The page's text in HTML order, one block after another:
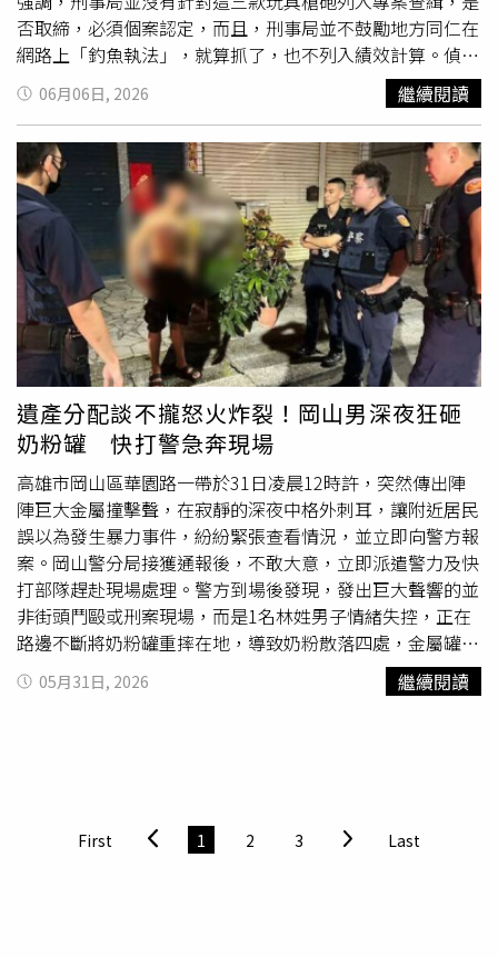
律，該局若未妥為監督，無疑縱容「以應酬為名，行騷擾之
實」之職場文化。行政機關各級主管本應擔負確實監督屬員
之責，該局允應針對因酒犯紀與不當飲宴之涉案人員及主
管，從嚴處理並落實再教育，方能確實整飭風紀。
否取締，必須個案認定，而且，刑事局並不鼓勵地方同仁在
網路上「釣魚執法」，就算抓了，也不列入績效計算。偵查
科科長王嘉華表示，刑事局並不鼓勵網路釣魚執法，取締玩
具槍不列入績效。（圖／王嘉華提供）刑事局偵查科科長王
定。」他進一步指出，按照《槍砲彈藥刀械管制條例》規
定，所謂「模擬槍」係指外型、構造、材質與真槍類似，且
具有火藥式擊發裝置，足以改造成具有殺傷力者，如果不具
備擊發裝置，且不具殺傷力的低動能遊戲用槍，不在查禁範
疇。依據《槍砲罪》第四條第三項規定，槍砲彈藥殺傷力的
認定基準，必須彈丸擊發後單位面積動能達每平方公分20焦
耳以上，這個標準非常明確，警政署自2024年修改槍砲罪
公告後，就沒有更改過，更從未「放寬槍砲罪取締標準」，
好讓基層多查獲些非法槍械。大陸玩具「穿雲箭」比較麻
煩，曾有人改裝後發射鋼珠，破壞汽車。（圖／報系資料
照）此外，王嘉華指出，「穿雲箭」比較特殊，因為這款玩
具如果裝填火藥，以鋼珠發射，會有殺傷力，過去已經發生
過有民眾持穿雲箭發射鋼珠，毀損汽車的案例，若朝人體射
擊，一定會受傷的。但儘管如此，持有這三款玩具，是否會
觸法，也必須個案認定。王嘉華強調，你買來改裝，讓這
「玩具」有了殺傷力，且超過20焦耳的法律規定，當然就是
觸法，警察肯定是要抓的。那麼，模擬槍還能買嗎？買了會
不會莫名其妙犯法？王嘉華強調，世界各國對模擬槍的管制
法令都不一樣，在大陸合法的，在台灣不一定通得過鑑驗，
到底哪一種模擬槍經改造後，會成為具有殺傷力的武器，不
能一概而論，需依鑑識單位實際鑑驗結果而定，若經鑑定，
很簡單，買賣玩具槍的人，欠缺主觀犯意，移送地檢署，也
一半以上不起訴，甚至因為偵辦微型槍砲等三款玩具引發爭
06月06日, 2026 繼續閱讀
遺產分配談不攏怒火炸裂！岡山男深夜狂砸
奶粉罐 快打警急奔現場
高雄市岡山區華園路一帶於31日凌晨12時許，突然傳出陣
陣巨大金屬撞擊聲，在寂靜的深夜中格外刺耳，讓附近居民
誤以為發生暴力事件，紛紛緊張查看情況，並立即向警方報
案。岡山警分局接獲通報後，不敢大意，立即派遣警力及快
打部隊趕赴現場處理。警方到場後發現，發出巨大聲響的並
非街頭鬥毆或刑案現場，而是1名林姓男子情緒失控，正在
路邊不斷將奶粉罐重摔在地，導致奶粉散落四處，金屬罐體
與地面碰撞產生巨大聲響。據了解，林男因不滿家族遺產分
配結果，心中積累許多不滿與委屈，深夜越想越氣，情緒逐
到驚嚇。現場警方發現林男情緒激動、全身顫抖，神情相當
憤怒，其妻子也在一旁顯得不知所措。為避免情況進一步惡
05月31日, 2026 繼續閱讀
First 1 2 3 Last